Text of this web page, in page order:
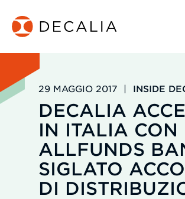
contenuto
29 MAGGIO 2017 | INSIDE
DECALIA
IN ITALIA CON
ALLFUNDS
SIGLATO
DI